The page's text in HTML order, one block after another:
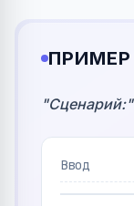
ПРИМЕР
"Сценарий:"
Ввод